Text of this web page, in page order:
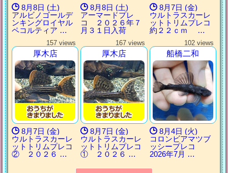
8月8日 (土)
アルビノゴールデ
ンキングロイヤル
ペコルティア …
8月8日 (土)
アーマードプレ
コ ２０２６年７
月３１日入荷
8月7日 (金)
ウルトラスカーレ
ットトリムプレコ
約２２ｃｍ …
157 views
厚木店
8月7日 (金)
ウルトラスカーレ
ットトリムプレコ
② ２０２６ …
167 views
厚木店
8月7日 (金)
ウルトラスカーレ
ットトリムプレコ
① ２０２６ …
102 views
船橋二和
8月4日 (火)
コロンビアマツブ
ッシープレコ
2026年7月 …